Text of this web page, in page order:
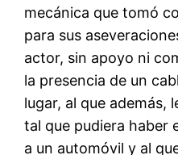
mecánica que tomó
para sus
actor, sin apoyo ni
la presencia de un
lugar, al que además,
tal que pudiera haber
a un automóvil y al